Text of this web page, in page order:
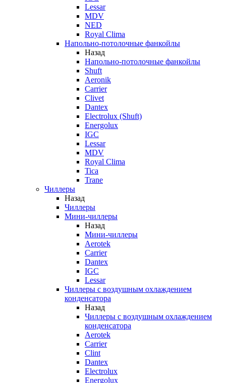
Lessar
MDV
NED
Royal Clima
Напольно-потолочные фанкойлы
Назад
Напольно-потолочные фанкойлы
Shuft
Aeronik
Carrier
Clivet
Dantex
Electrolux (Shuft)
Energolux
IGC
Lessar
MDV
Royal Clima
Tica
Trane
Чиллеры
Назад
Чиллеры
Мини-чиллеры
Назад
Мини-чиллеры
Aerotek
Carrier
Dantex
IGC
Lessar
Чиллеры с воздушным охлаждением
конденсатора
Назад
Чиллеры с воздушным охлаждением
конденсатора
Aerotek
Carrier
Clint
Dantex
Electrolux
Energolux